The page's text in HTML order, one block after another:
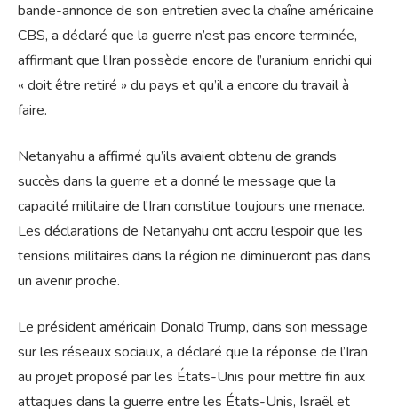
bande-annonce de son entretien avec la chaîne américaine
CBS, a déclaré que la guerre n’est pas encore terminée,
affirmant que l’Iran possède encore de l’uranium enrichi qui
« doit être retiré » du pays et qu’il a encore du travail à
faire.
Netanyahu a affirmé qu’ils avaient obtenu de grands
succès dans la guerre et a donné le message que la
capacité militaire de l’Iran constitue toujours une menace.
Les déclarations de Netanyahu ont accru l’espoir que les
tensions militaires dans la région ne diminueront pas dans
un avenir proche.
Le président américain Donald Trump, dans son message
sur les réseaux sociaux, a déclaré que la réponse de l’Iran
au projet proposé par les États-Unis pour mettre fin aux
attaques dans la guerre entre les États-Unis, Israël et